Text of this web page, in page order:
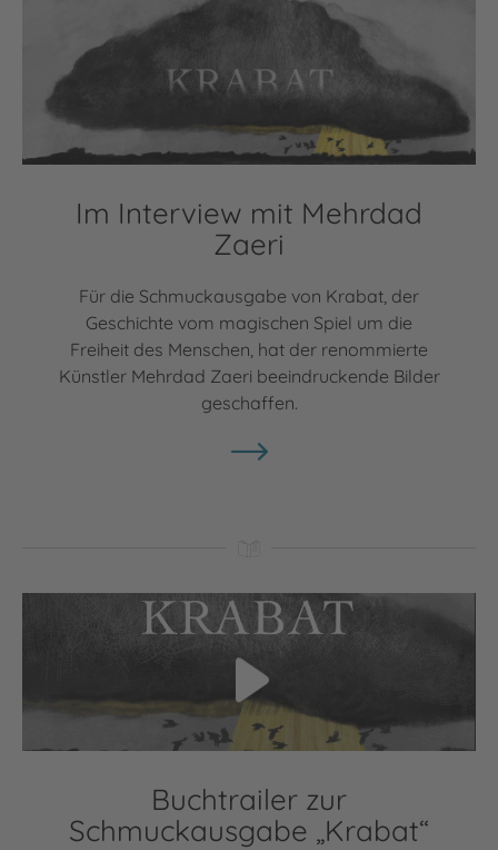
Im Interview mit Mehrdad
Zaeri
Für die Schmuckausgabe von Krabat, der
Geschichte vom magischen Spiel um die
Freiheit des Menschen, hat der renommierte
Künstler Mehrdad Zaeri beeindruckende Bilder
geschaffen.
Video abspielen
Buchtrailer zur
Schmuckausgabe „Krabat“